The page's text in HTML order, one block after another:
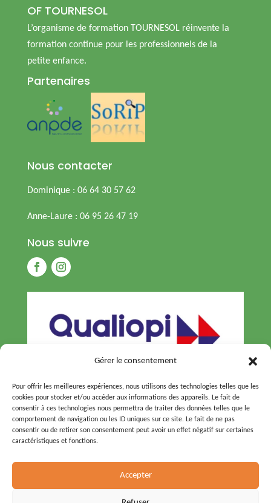
Gérer le consentement
Pour offrir les meilleures expériences, nous utilisons des technologies telles que les
cookies pour stocker et/ou accéder aux informations des appareils. Le fait de
consentir à ces technologies nous permettra de traiter des données telles que le
comportement de navigation ou les ID uniques sur ce site. Le fait de ne pas
consentir ou de retirer son consentement peut avoir un effet négatif sur certaines
caractéristiques et fonctions.
Accepter
OF TOURNESOL
L’organisme de formation TOURNESOL réinvente la
formation continue pour les professionnels de la
petite enfance.
Partenaires
Nous contacter
Dominique : 06 64 30 57 62
Anne-Laure : 06 95 26 47 19
Nous suivre
© 2026 – Tous droits réservés –
Squad